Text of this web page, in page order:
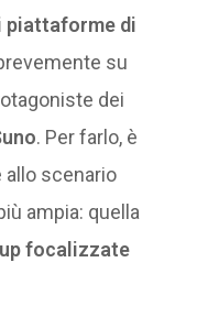
piattaforme di
su
dei
. Per farlo, è
allo scenario
ampia: quella
focalizzate